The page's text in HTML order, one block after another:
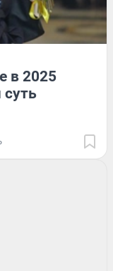
в 2025
суть